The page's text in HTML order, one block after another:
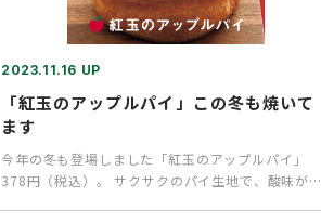
2023.11.16 UP
「紅玉のアップルパイ」この冬も焼いて
ます
今年の冬も登場しました「紅玉のアップルパイ」
378円（税込）。 サクサクのパイ生地で、酸味が特